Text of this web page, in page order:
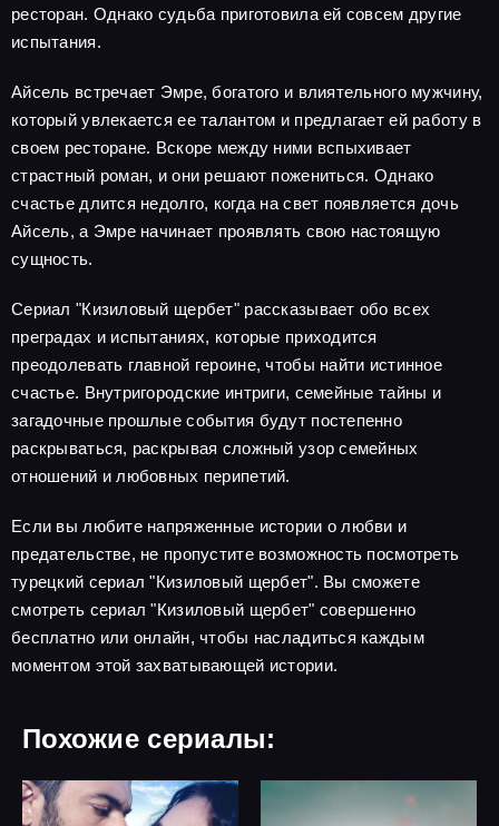
ресторан. Однако судьба приготовила ей совсем другие
испытания.
Айсель встречает Эмре, богатого и влиятельного мужчину,
который увлекается ее талантом и предлагает ей работу в
своем ресторане. Вскоре между ними вспыхивает
страстный роман, и они решают пожениться. Однако
счастье длится недолго, когда на свет появляется дочь
Айсель, а Эмре начинает проявлять свою настоящую
сущность.
Сериал "Кизиловый щербет" рассказывает обо всех
преградах и испытаниях, которые приходится
преодолевать главной героине, чтобы найти истинное
счастье. Внутригородские интриги, семейные тайны и
загадочные прошлые события будут постепенно
раскрываться, раскрывая сложный узор семейных
отношений и любовных перипетий.
Если вы любите напряженные истории о любви и
предательстве, не пропустите возможность посмотреть
турецкий сериал "Кизиловый щербет". Вы сможете
смотреть сериал "Кизиловый щербет" совершенно
бесплатно или онлайн, чтобы насладиться каждым
моментом этой захватывающей истории.
Похожие сериалы: